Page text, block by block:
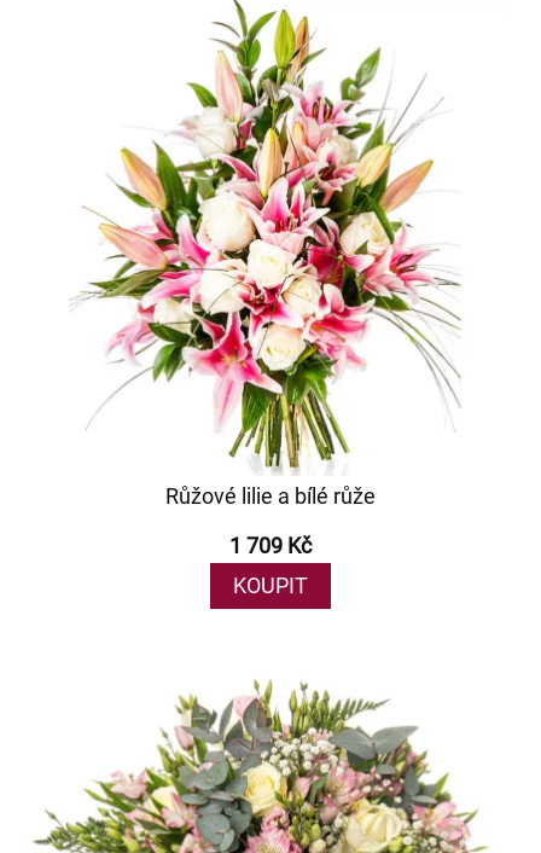
Růžové lilie a bílé růže
1 709 Kč
KOUPIT